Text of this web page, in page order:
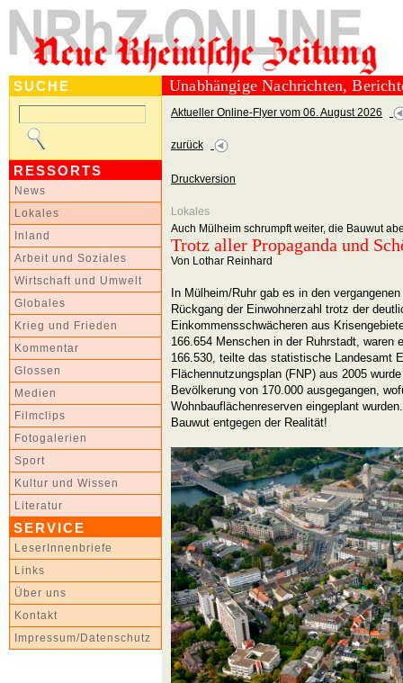
SUCHE
RESSORTS
News
Lokales
Inland
Arbeit und Soziales
Wirtschaft und Umwelt
Globales
Krieg und Frieden
Kommentar
Glossen
Medien
Filmclips
Fotogalerien
Sport
Kultur und Wissen
Literatur
SERVICE
LeserInnenbriefe
Links
Über uns
Kontakt
Impressum/Datenschutz
Unabhängige Nachrichten,
Aktueller Online-Flyer vom 06. August 2026
zurück
Druckversion
Lokales
Auch Mülheim schrumpft weiter, die Bauwut
Trotz aller Propaganda und
Von Lothar Reinhard
In Mülheim/Ruhr gab es in den
Rückgang der Einwohnerzahl trotz der
Einkommensschwächeren aus
166.654 Menschen in der Ruhrstadt, waren
166.530, teilte das statistische Landesamt
Flächennutzungsplan (FNP) aus 2005
Bevölkerung von 170.000 ausgegangen,
Wohnbauflächenreserven eingeplant
Bauwut entgegen der Realität!